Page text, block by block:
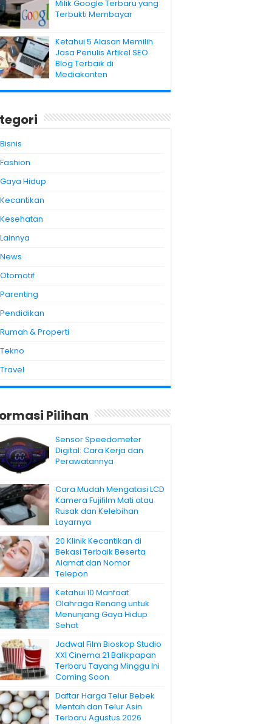
Milik Google Terbaru yang
Terbukti Membayar
Ketahui 5 Alasan Memilih
Jasa Penulis Artikel SEO
Blog Terbaik di
Mediakonten
Bisnis
Fashion
Gaya Hidup
Kecantikan
Kesehatan
Lainnya
News
Otomotif
Parenting
Pendidikan
Rumah & Properti
Tekno
Travel
Pilihan
Sensor Speedometer
Digital: Cara Kerja dan
Perawatannya
Cara Mudah Mengatasi LCD
Kamera Fujifilm Mati atau
Rusak dan Kelebihan
Layarnya
20 Klinik Kecantikan di
Bekasi Terbaik Beserta
Alamat dan Nomor
Telepon
Ketahui 10 Manfaat
Olahraga Renang untuk
Menunjang Gaya Hidup
Sehat
Jadwal Film Bioskop Studio
XXI Cinema 21 Balikpapan
Terbaru Tayang Minggu Ini
Coming Soon
Daftar Harga Telur Bebek
Mentah dan Telur Asin
Terbaru Agustus 2026